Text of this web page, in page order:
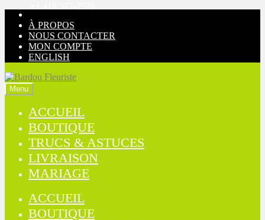
Aller
navigation
Aller
contenu
À PROPOS
NOUS CONTACTER
MON COMPTE
ENGLISH
Menu
ACCUEIL
BOUTIQUE
TRUCS & ASTUCES
LIVRAISON
MARIAGE
ACCUEIL
BOUTIQUE